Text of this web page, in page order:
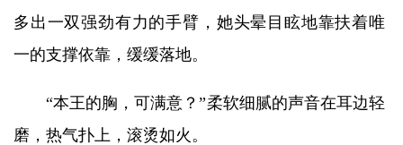
多出一双强劲有力的手臂，她头晕目眩地靠扶着唯
一的支撑依靠，缓缓落地。
“本王的胸，可满意？”柔软细腻的声音在耳边轻
磨，热气扑上，滚烫如火。